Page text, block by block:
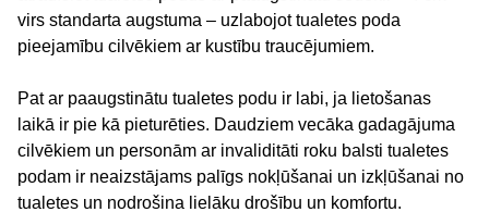
virs standarta augstuma – uzlabojot tualetes poda
pieejamību cilvēkiem ar kustību traucējumiem.
Pat ar paaugstinātu tualetes podu ir labi, ja lietošanas
laikā ir pie kā pieturēties. Daudziem vecāka gadagājuma
cilvēkiem un personām ar invaliditāti roku balsti tualetes
podam ir neaizstājams palīgs nokļūšanai un izkļūšanai no
tualetes un nodrošina lielāku drošību un komfortu.